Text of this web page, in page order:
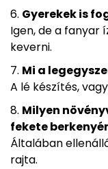
Gyerekek is
Igen, de a fanyar
keverni.
Mi a
A lé készítés,
Milyen
fekete
Általában
rajta.